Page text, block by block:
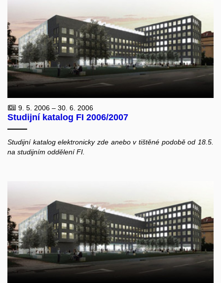
9. 5. 2006 – 30. 6. 2006
Studijní katalog FI 2006/2007
Studijní katalog elektronicky zde anebo v tištěné podobě od 18.5.
na studijním oddělení FI.